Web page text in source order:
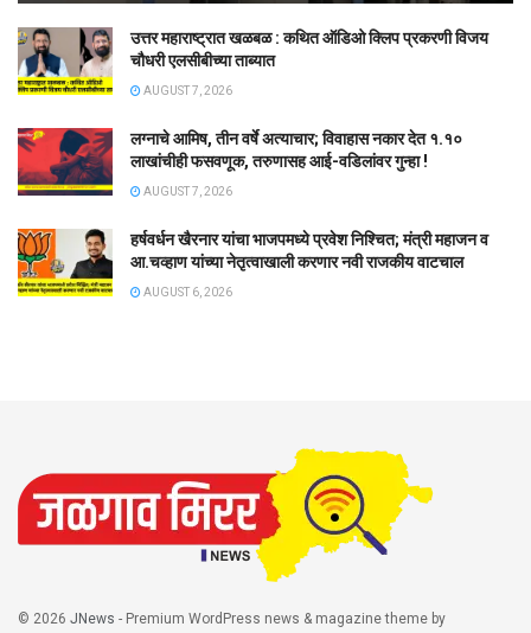
उत्तर महाराष्ट्रात खळबळ : कथित ऑडिओ क्लिप प्रकरणी विजय
चौधरी एलसीबीच्या ताब्यात
AUGUST 7, 2026
लग्नाचे आमिष, तीन वर्षे अत्याचार; विवाहास नकार देत १.१०
लाखांचीही फसवणूक, तरुणासह आई-वडिलांवर गुन्हा !
AUGUST 7, 2026
हर्षवर्धन खैरनार यांचा भाजपमध्ये प्रवेश निश्चित; मंत्री महाजन व
आ.चव्हाण यांच्या नेतृत्वाखाली करणार नवी राजकीय वाटचाल
AUGUST 6, 2026
© 2026 JNews - Premium WordPress news & magazine theme by